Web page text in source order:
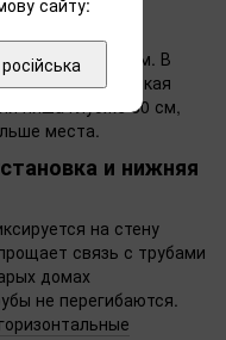
шириной от 45 см. В
лестницей плоская
ниша глубже 60 см,
места.
и нижняя
на стену
связь с трубами
домах
не перегибаются.
горизонтальные
сайту:
російська